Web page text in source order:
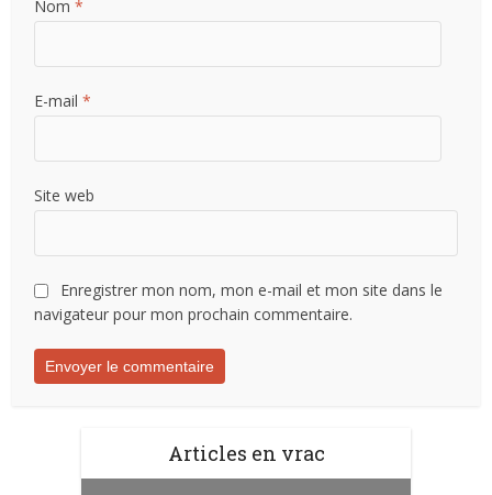
Nom*
E-mail*
Site web
Enregistrer mon nom, mon e-mail et mon site dans le
navigateur pour mon prochain commentaire.
Articles en vrac